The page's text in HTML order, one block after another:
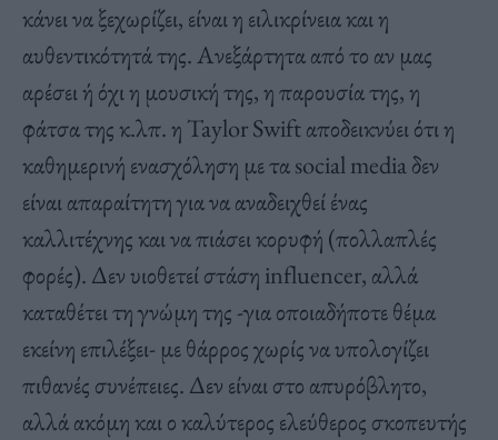
κάνει να ξεχωρίζει, είναι η ειλικρίνεια και η
αυθεντικότητά της. Ανεξάρτητα από το αν μας
αρέσει ή όχι η μουσική της, η παρουσία της, η
φάτσα της κ.λπ. η Taylor Swift αποδεικνύει ότι η
καθημερινή ενασχόληση με τα social media δεν
είναι απαραίτητη για να αναδειχθεί ένας
καλλιτέχνης και να πιάσει κορυφή (πολλαπλές
φορές). Δεν υιοθετεί στάση influencer, αλλά
καταθέτει τη γνώμη της -για οποιαδήποτε θέμα
εκείνη επιλέξει- με θάρρος χωρίς να υπολογίζει
πιθανές συνέπειες. Δεν είναι στο απυρόβλητο,
αλλά ακόμη και ο καλύτερος ελεύθερος σκοπευτής